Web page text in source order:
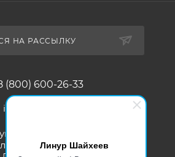
Линур Шайхеев
НА РАССЫЛКУ
(800) 600-26-33
info@liramarket.ru
самовывоза для
заказов: г. Москва,